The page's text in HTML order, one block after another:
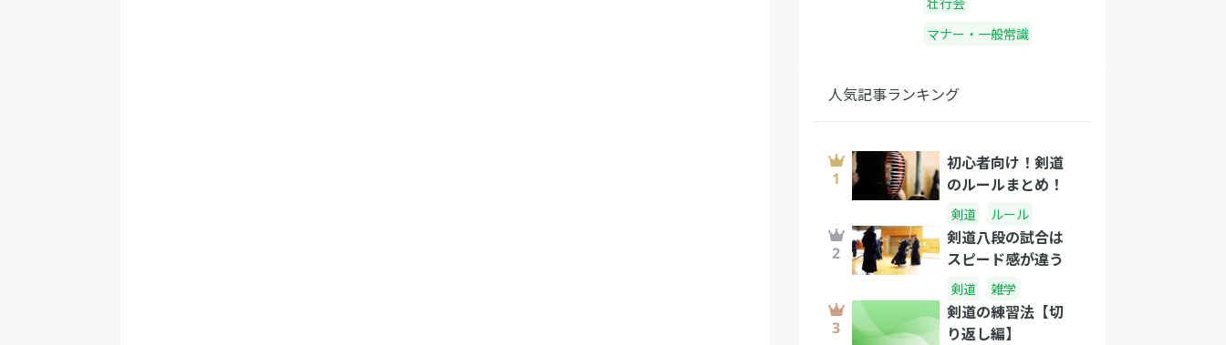
マナー・一般常識
人気記事ランキング
初心者向け！剣道
のルールまとめ！
剣道 ルール
剣道八段の試合は
スピード感が違う
剣道 雑学
剣道の練習法【切
り返し編】